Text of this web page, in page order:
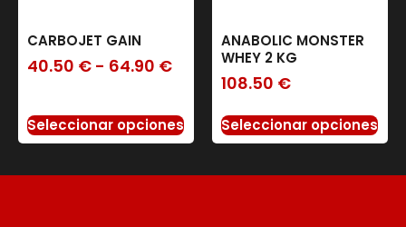
CARBOJET GAIN
40.50 € - 64.90 €
Seleccionar opciones
ANABOLIC MONSTER
WHEY 2 KG
108.50 €
Seleccionar opciones